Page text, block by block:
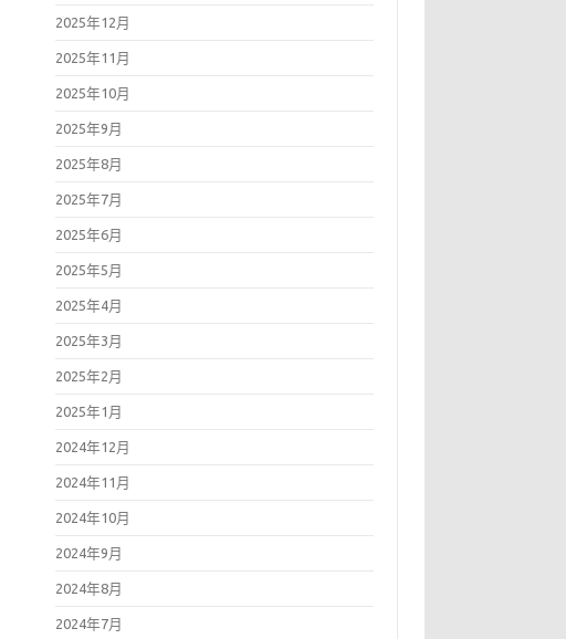
2025年12月
2025年11月
2025年10月
2025年9月
2025年8月
2025年7月
2025年6月
2025年5月
2025年4月
2025年3月
2025年2月
2025年1月
2024年12月
2024年11月
2024年10月
2024年9月
2024年8月
2024年7月